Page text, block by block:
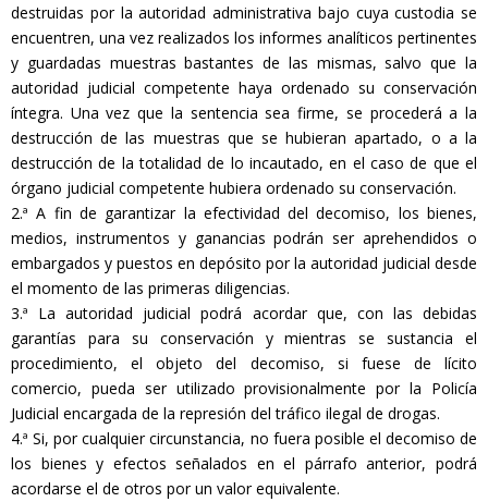
destruidas por la autoridad administrativa bajo cuya custodia se
encuentren, una vez realizados los informes analíticos pertinentes
y guardadas muestras bastantes de las mismas, salvo que la
autoridad judicial competente haya ordenado su conservación
íntegra. Una vez que la sentencia sea firme, se procederá a la
destrucción de las muestras que se hubieran apartado, o a la
destrucción de la totalidad de lo incautado, en el caso de que el
órgano judicial competente hubiera ordenado su conservación.
2.ª A fin de garantizar la efectividad del decomiso, los bienes,
medios, instrumentos y ganancias podrán ser aprehendidos o
embargados y puestos en depósito por la autoridad judicial desde
el momento de las primeras diligencias.
3.ª La autoridad judicial podrá acordar que, con las debidas
garantías para su conservación y mientras se sustancia el
procedimiento, el objeto del decomiso, si fuese de lícito
comercio, pueda ser utilizado provisionalmente por la Policía
Judicial encargada de la represión del tráfico ilegal de drogas.
4.ª Si, por cualquier circunstancia, no fuera posible el decomiso de
los bienes y efectos señalados en el párrafo anterior, podrá
acordarse el de otros por un valor equivalente.